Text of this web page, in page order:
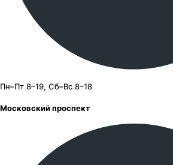
Пн–Пт 8–19, Сб–Вс 8–18
Московский проспект